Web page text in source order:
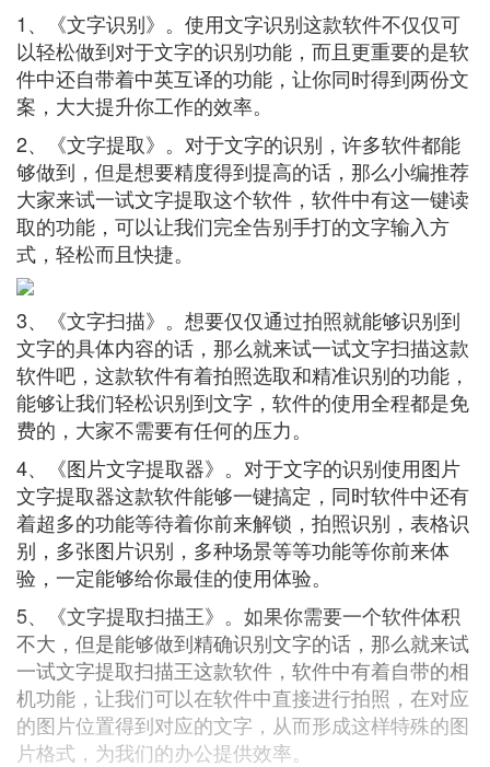
1、《文字识别》。使用文字识别这款软件不仅仅可
以轻松做到对于文字的识别功能，而且更重要的是软
件中还自带着中英互译的功能，让你同时得到两份文
案，大大提升你工作的效率。
2、《文字提取》。对于文字的识别，许多软件都能
够做到，但是想要精度得到提高的话，那么小编推荐
大家来试一试文字提取这个软件，软件中有这一键读
取的功能，可以让我们完全告别手打的文字输入方
式，轻松而且快捷。
3、《文字扫描》。想要仅仅通过拍照就能够识别到
文字的具体内容的话，那么就来试一试文字扫描这款
软件吧，这款软件有着拍照选取和精准识别的功能，
能够让我们轻松识别到文字，软件的使用全程都是免
费的，大家不需要有任何的压力。
4、《图片文字提取器》。对于文字的识别使用图片
文字提取器这款软件能够一键搞定，同时软件中还有
着超多的功能等待着你前来解锁，拍照识别，表格识
别，多张图片识别，多种场景等等功能等你前来体
验，一定能够给你最佳的使用体验。
5、《文字提取扫描王》。如果你需要一个软件体积
不大，但是能够做到精确识别文字的话，那么就来试
一试文字提取扫描王这款软件，软件中有着自带的相
机功能，让我们可以在软件中直接进行拍照，在对应
的图片位置得到对应的文字，从而形成这样特殊的图
片格式，为我们的办公提供效率。